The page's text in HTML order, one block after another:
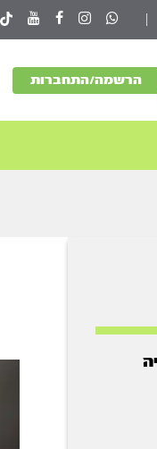
הרשמה/התחברות